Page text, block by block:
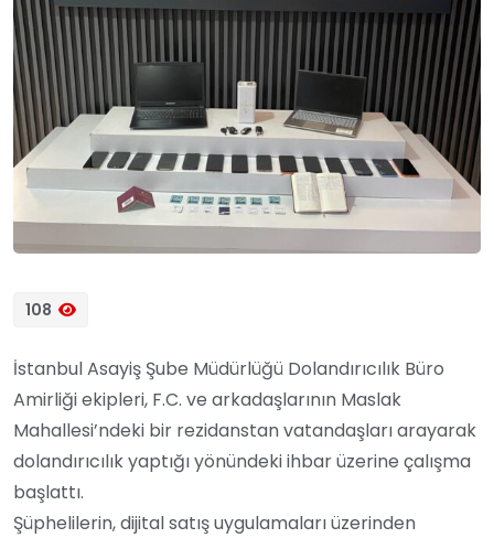
108
İstanbul Asayiş Şube Müdürlüğü Dolandırıcılık Büro
Amirliği ekipleri, F.C. ve arkadaşlarının Maslak
Mahallesi’ndeki bir rezidanstan vatandaşları arayarak
dolandırıcılık yaptığı yönündeki ihbar üzerine çalışma
başlattı.
Şüphelilerin, dijital satış uygulamaları üzerinden